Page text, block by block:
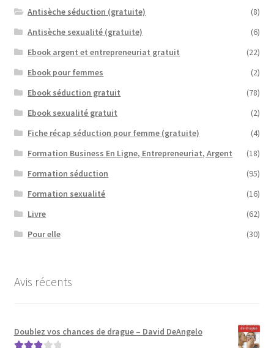
Antisèche séduction (gratuite)
(8)
Antisèche sexualité (gratuite)
(6)
Ebook argent et entrepreneuriat gratuit
(22)
Ebook pour femmes
(2)
Ebook séduction gratuit
(78)
Ebook sexualité gratuit
(2)
Fiche récap séduction pour femme (gratuite)
(4)
Formation Business En Ligne, Entrepreneuriat, Argent
(18)
Formation séduction
(95)
Formation sexualité
(16)
Livre
(62)
Pour elle
(30)
Avis récents
Doublez vos chances de drague – David DeAngelo